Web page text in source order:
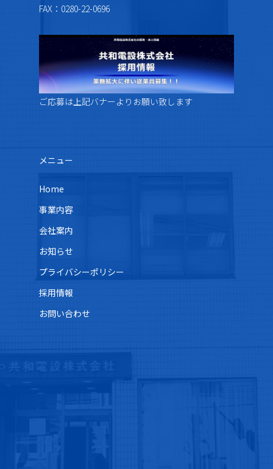
FAX：0280-22-0696
ご応募は上記バナーよりお願い致します
メニュー
Home
事業内容
会社案内
お知らせ
プライバシーポリシー
採用情報
お問い合わせ